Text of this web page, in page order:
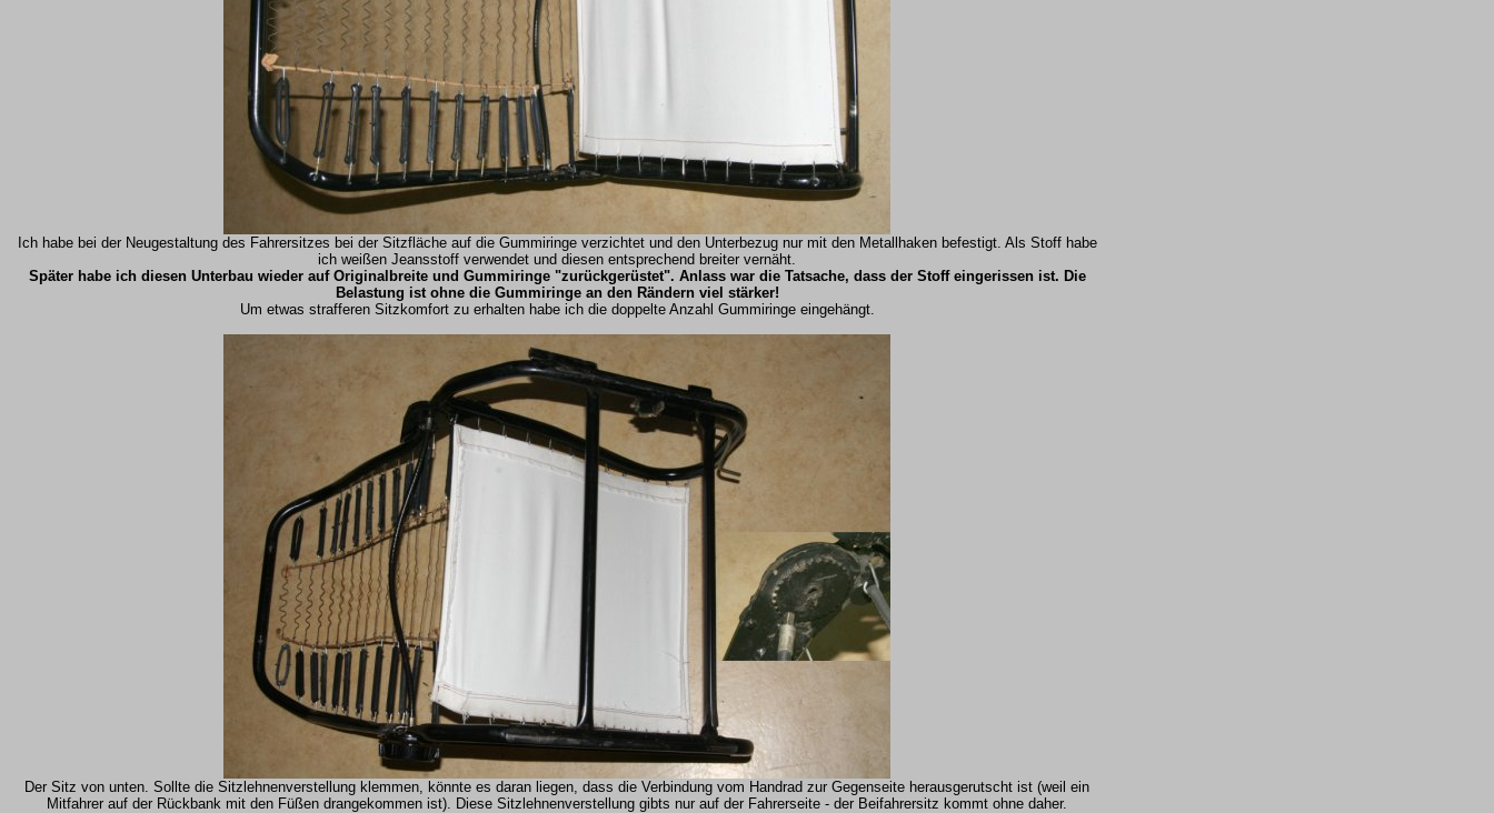
Ich habe bei der Neugestaltung des Fahrersitzes bei der Sitzfläche auf die Gummiringe verzichtet und den Unterbezug nur mit den Metallhaken befestigt. Als Stoff habe
ich weißen Jeansstoff verwendet und diesen entsprechend breiter vernäht.
Später habe ich diesen Unterbau wieder auf Originalbreite und Gummiringe "zurückgerüstet". Anlass war die Tatsache, dass der Stoff eingerissen ist. Die
Belastung ist ohne die Gummiringe an den Rändern viel stärker!
Um etwas strafferen Sitzkomfort zu erhalten habe ich die doppelte Anzahl Gummiringe eingehängt.
Der Sitz von unten. Sollte die Sitzlehnenverstellung klemmen, könnte es daran liegen, dass die Verbindung vom Handrad zur Gegenseite herausgerutscht ist (weil ein
Mitfahrer auf der Rückbank mit den Füßen drangekommen ist). Diese Sitzlehnenverstellung gibts nur auf der Fahrerseite - der Beifahrersitz kommt ohne daher.